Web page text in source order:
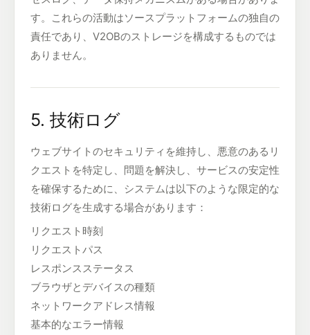
す。これらの活動はソースプラットフォームの独自の
責任であり、V2OBのストレージを構成するものでは
ありません。
5. 技術ログ
ウェブサイトのセキュリティを維持し、悪意のあるリ
クエストを特定し、問題を解決し、サービスの安定性
を確保するために、システムは以下のような限定的な
技術ログを生成する場合があります：
リクエスト時刻
リクエストパス
レスポンスステータス
ブラウザとデバイスの種類
ネットワークアドレス情報
基本的なエラー情報